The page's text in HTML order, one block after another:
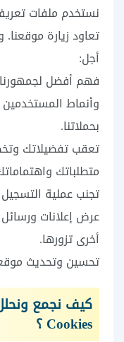
نستخدم ملفات
تعاود زيارة
أجل:
فهم أفضل لجمهورنا
وأنماط
بحملاتنا.
تعقب تفضيلاتك
متطلباتك
تجنب عملية
عرض إعلانات
أخرى تزورها.
تحسين وتحديث
كيف نجمع
Cookies ؟